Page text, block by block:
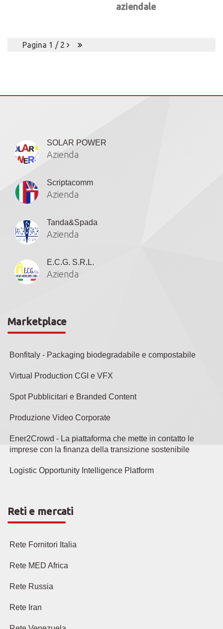
aziendale
Pagina 1 / 2
SOLAR POWER
Azienda
Scriptacomm
Azienda
Tanda&Spada
Azienda
E.C.G. S.R.L.
Azienda
Marketplace
Bonfitaly - Packaging biodegradabile e compostabile
Virtual Production CGI e VFX
Spot Pubblicitari e Branded Content
Produzione Video Corporate
Ener2Crowd - La piattaforma che mette in contatto le
imprese con la finanza della transizione sostenibile
Logistic Opportunity Intelligence Platform
Reti e mercati
Rete Fornitori Italia
Rete MED Africa
Rete Russia
Rete Iran